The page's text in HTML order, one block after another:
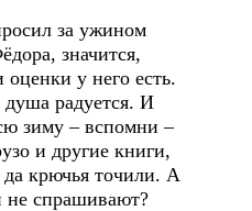
за ужином
значится,
у него есть.
радуется. И
зиму – вспомни –
и другие книги,
крючья точили. А
не спрашивают?